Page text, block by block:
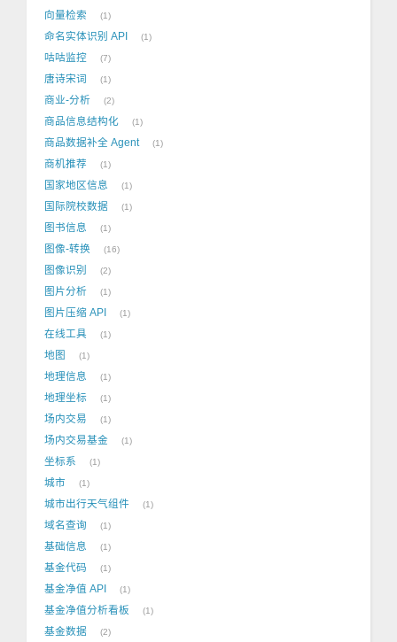
向量检索 1
命名实体识别 API 1
咕咕监控 7
唐诗宋词 1
商业-分析 2
商品信息结构化 1
商品数据补全 Agent 1
商机推荐 1
国家地区信息 1
国际院校数据 1
图书信息 1
图像-转换 16
图像识别 2
图片分析 1
图片压缩 API 1
在线工具 1
地图 1
地理信息 1
地理坐标 1
场内交易 1
场内交易基金 1
坐标系 1
城市 1
城市出行天气组件 1
域名查询 1
基础信息 1
基金代码 1
基金净值 API 1
基金净值分析看板 1
基金数据 2